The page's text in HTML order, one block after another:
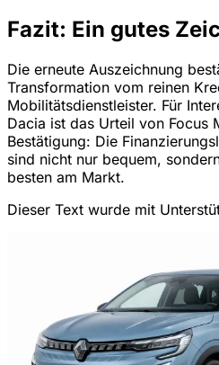
Fazit: Ein gutes
Die erneute Auszeichnung
Transformation vom reinen
Mobilitätsdienstleister. Für
Dacia ist das Urteil von Focus
Bestätigung: Die
sind nicht nur bequem,
besten am Markt.
Dieser Text wurde mit